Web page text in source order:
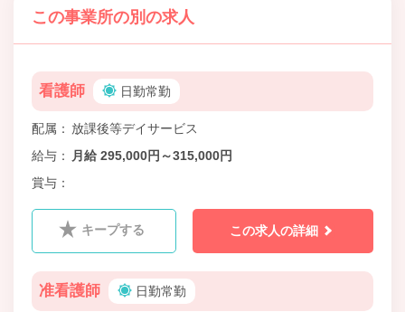
この事業所の別の求人
看護師 日勤常勤
配属
放課後等デイサービス
給与
月給 295,000円～315,000円
賞与
キープする この求人の詳細
准看護師 日勤常勤